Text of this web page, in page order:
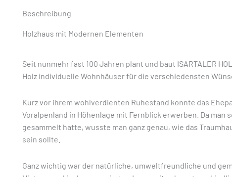
Beschreibung
Holzhaus mit Modernen Elementen
Seit nunmehr fast 100 Jahren plant und baut ISARTALER
Holz individuelle Wohnhäuser für die verschiedensten
Kurz vor ihrem wohlverdienten Ruhestand konnte das
Voralpenland in Höhenlage mit Fernblick erwerben. Da man
gesammelt hatte, wusste man ganz genau, wie das
sein sollte.
Ganz wichtig war der natürliche, umweltfreundliche und